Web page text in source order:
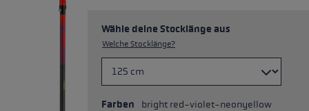
Wähle deine Stocklänge aus
Welche Stocklänge?
Farben bright red-violet-neonyellow